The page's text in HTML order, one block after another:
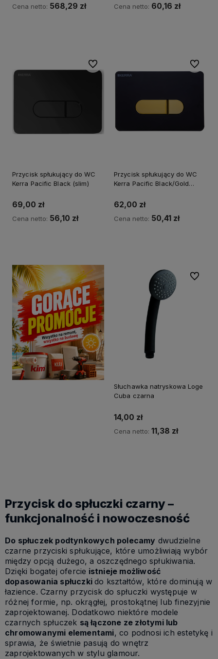
Cena netto: 568,29 zł Cena netto: 60,16 zł
Przycisk spłukujący do WC
Kerra Pacific Black (slim)
69,00 zł
Cena netto: 56,10 zł
Do ulubionych
Przycisk spłukujący do WC
Kerra Pacific Black/Gold
62,00 zł
Cena netto: 50,41 zł
Do
Słuchawka natryskowa Loge
Cuba czarna
14,00 zł
Cena netto: 11,38 zł
Do
Przycisk do spłuczki czarny –
funkcjonalność i nowoczesność
Do spłuczek podtynkowych polecamy dwudzielne
czarne przyciski spłukujące, które umożliwiają wybór
między opcją dużego, a oszczędnego spłukiwania.
Dzięki bogatej ofercie istnieje możliwość
dopasowania spłuczkido kształtów, które dominują w
łazience. Czarny przycisk do spłuczki występuje w
różnej formie, np. okrągłej, prostokątnej lub finezyjnie
zaprojektowanej. Dodatkowo niektóre modele
czarnych spłuczek są łączone ze złotymi lub
chromowanymi elementami, co podnosi ich estetykę i
sprawia, że świetnie pasują do wnętrz
zaprojektowanych w stylu glamour.